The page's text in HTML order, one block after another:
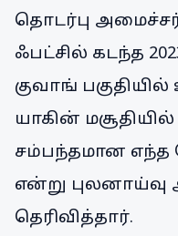
தொடர்பு
ஃபட்சில் கடந்த
குவாங்
யாகின்
சம்பந்தமான எந்த
என்று புலனாய்வு
தெரிவித்தார்.